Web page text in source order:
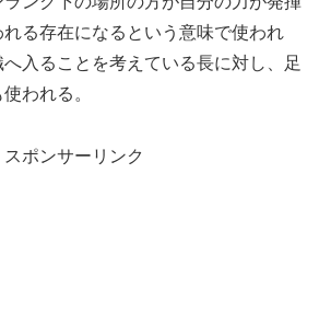
る存在になるという意味で使われ
入ることを考えている長に対し、足
われる。
スポンサーリンク